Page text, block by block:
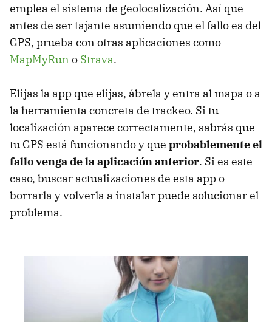
emplea el sistema de geolocalización. Así que
antes de ser tajante asumiendo que el fallo es del
GPS, prueba con otras aplicaciones como
MapMyRun o Strava.
Elijas la app que elijas, ábrela y entra al mapa o a
la herramienta concreta de trackeo. Si tu
localización aparece correctamente, sabrás que
tu GPS está funcionando y que probablemente el
fallo venga de la aplicación anterior. Si es este
caso, buscar actualizaciones de esta app o
borrarla y volverla a instalar puede solucionar el
problema.